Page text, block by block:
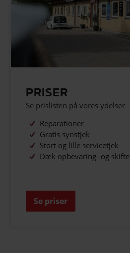
PRISER
Se prislisten på vores ydelser
Reparationer
Gratis synstjek
Stort og lille servicetjek
Dæk opbevaring -og skifte
Se priser